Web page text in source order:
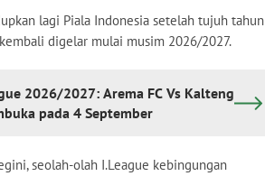
lagi Piala Indonesia setelah tujuh tahun
digelar mulai musim 2026/2027.
2026/2027: Arema FC Vs Kalteng
pada 4 September
seolah-olah I.League kebingungan